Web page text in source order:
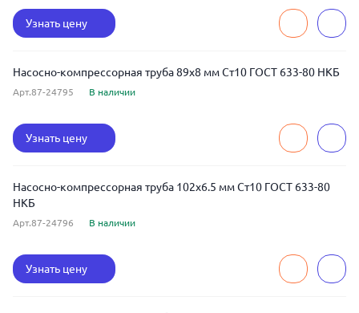
Узнать цену
Насосно-компрессорная труба 89x8 мм Ст10 ГОСТ 633-80 НКБ
Арт.87-24795 В наличии
Узнать цену
Насосно-компрессорная труба 102x6.5 мм Ст10 ГОСТ 633-80
НКБ
Арт.87-24796 В наличии
Узнать цену